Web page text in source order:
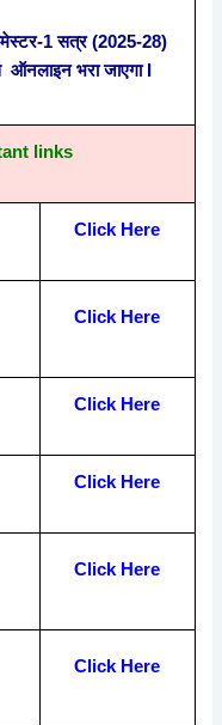
1 सत्र (2025-28)
ऑनलाइन भरा जाएगा I
links
Click Here
Click Here
Click Here
Click Here
Click Here
Click Here